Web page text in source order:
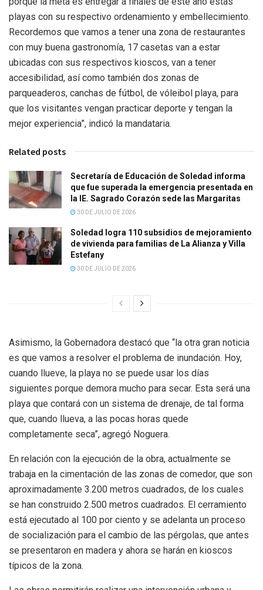
playas con su respectivo ordenamiento y embellecimiento.
Recordemos que vamos a tener una zona de restaurantes
con muy buena gastronomía, 17 casetas van a estar
ubicadas con sus respectivos kioscos, van a tener
accesibilidad, así como también dos zonas de
parqueaderos, canchas de fútbol, de vóleibol playa, para
que los visitantes vengan practicar deporte y tengan la
mejor experiencia”, indicó la mandataria.
Related posts
Secretaría de Educación de Soledad informa
que fue superada la emergencia presentada en
la IE. Sagrado Corazón sede las Margaritas
30 DE JULIO DE 2026
Soledad logra 110 subsidios de mejoramiento
de vivienda para familias de La Alianza y Villa
Estefany
30 DE JULIO DE 2026
Asimismo, la Gobernadora destacó que “la otra gran noticia
es que vamos a resolver el problema de inundación. Hoy,
cuando llueve, la playa no se puede usar los días
siguientes porque demora mucho para secar. Esta será una
playa que contará con un sistema de drenaje, de tal forma
que, cuando llueva, a las pocas horas quede
completamente seca”, agregó Noguera.
En relación con la ejecución de la obra, actualmente se
trabaja en la cimentación de las zonas de comedor, que son
aproximadamente 3.200 metros cuadrados, de los cuales
se han construido 2.500 metros cuadrados. El cerramiento
está ejecutado al 100 por ciento y se adelanta un proceso
de socialización para el cambio de las pérgolas, que antes
se presentaron en madera y ahora se harán en kioscos
típicos de la zona.